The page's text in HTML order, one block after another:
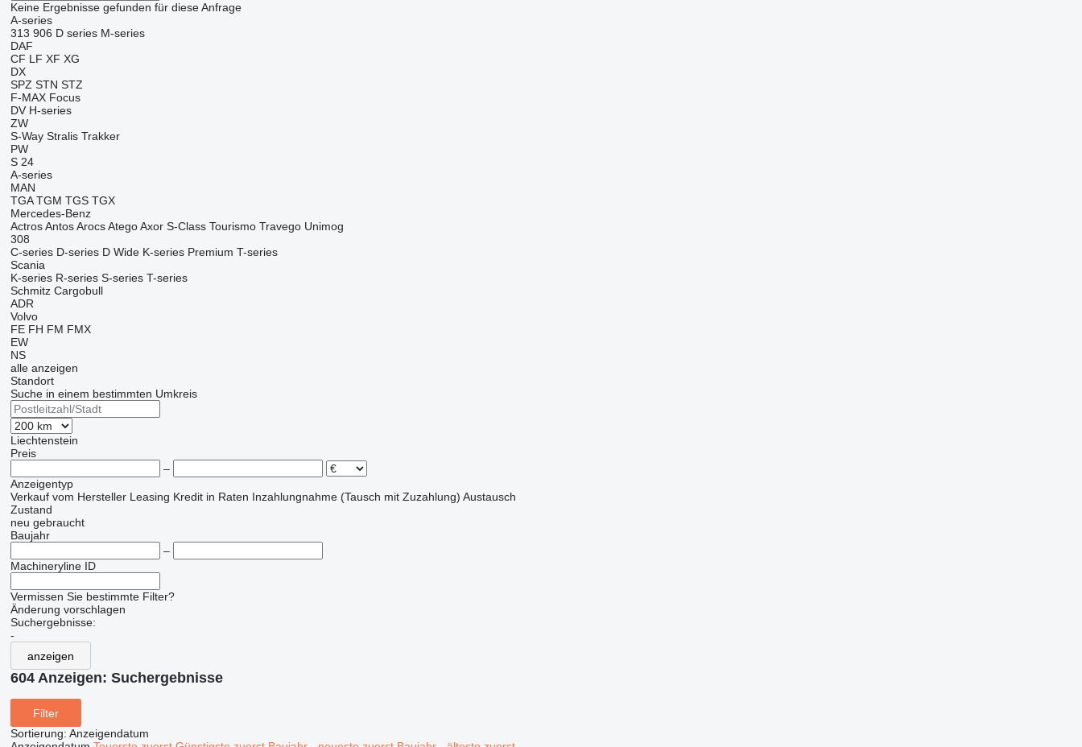
Keine Ergebnisse gefunden für diese Anfrage
A-series
313 906 D series M-series
DAF
CF LF XF XG
DX
SPZ STN STZ
F-MAX Focus
DV H-series
ZW
S-Way Stralis Trakker
PW
S 24
A-series
MAN
TGA TGM TGS TGX
Mercedes-Benz
Actros Antos Arocs Atego Axor S-Class Tourismo Travego Unimog
308
C-series D-series D Wide K-series Premium T-series
Scania
K-series R-series S-series T-series
Schmitz Cargobull
ADR
Volvo
FE FH FM FMX
EW
NS
alle anzeigen
Standort
Suche in einem bestimmten Umkreis
Liechtenstein
Preis
–
Anzeigentyp
Verkauf vom Hersteller Leasing Kredit in Raten Inzahlungnahme (Tausch mit Zuzahlung) Austausch
Zustand
neu gebraucht
Baujahr
–
Machineryline ID
Vermissen Sie bestimmte Filter?
Änderung vorschlagen
Suchergebnisse:
-
anzeigen
604 Anzeigen: Suchergebnisse
Filter
Sortierung: Anzeigendatum